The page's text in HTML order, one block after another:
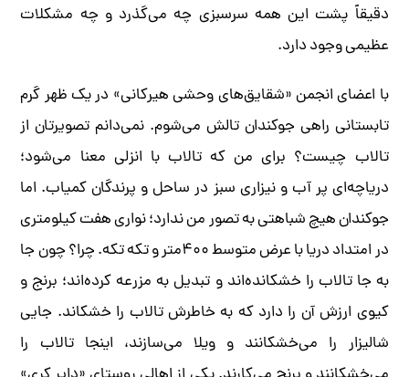
دقیقاً پشت این همه سرسبزی چه می‌گذرد و چه مشکلات
عظیمی وجود دارد.
با اعضای انجمن «شقایق‌های وحشی هیرکانی» در یک ظهر گرم
تابستانی راهی جوکندان تالش می‌شوم. نمی‌دانم تصویرتان از
تالاب چیست؟ برای من که تالاب با انزلی معنا می‌شود؛
دریاچه‌ای پر آب و نیزاری سبز در ساحل و پرندگان کمیاب. اما
جوکندان هیچ شباهتی به تصور من ندارد؛ نواری هفت کیلومتری
در امتداد دریا با عرض متوسط ۴۰۰متر و تکه تکه. چرا؟ چون جا
به جا تالاب را خشکانده‌اند و تبدیل به مزرعه کرده‌اند؛ برنج و
کیوی ارزش آن را دارد که به خاطرش تالاب را خشکاند. جایی
شالیزار را می‌خشکانند و ویلا می‌سازند، اینجا تالاب را